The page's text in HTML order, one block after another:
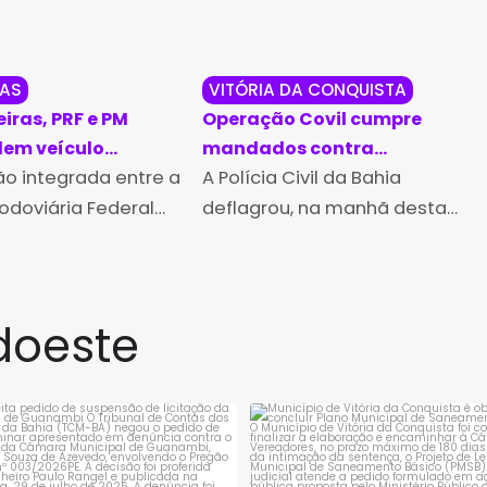
PRF e PM
veículo
integrada entre a
Federal
Onix clonado e na
um homem,
VITÓRIA DA CONQUISTA
Operação Covil cumpre
mandados contra
investigado por tráfico de
drogas em Vitória da
A Polícia Civil da Bahia
deflagrou, na manhã desta
pedido de suspensão de
licitação da...
1 0
Município de Vitória da
obrigado a...
1 0